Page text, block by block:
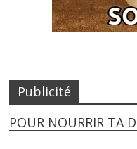
Publicité
POUR NOURRIR TA